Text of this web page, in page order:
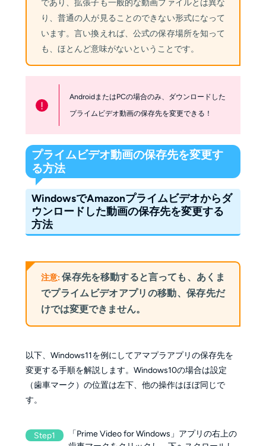
であり、拡張子も一般的な動画ファイルとは異な
り、普通の人が見ることのできない形式になって
います。言い換えれば、公式の保存場所を知って
も、ほとんど意味がないということです。
!
AndroidまたはPCの場合のみ、ダウンロードした
プライムビデオ動画の保存先を変更できる！
プライムビデオ動画の保存先を変更す
る方法
WindowsでAmazonプライムビデオからダ
ウンロードした動画の保存先を変更する
方法
注意:保存先を移動すると言っても、あくま
でプライムビデオアプリの移動、保存先だ
けでは変更できません。
以下、Windows11を例にしてアマプラアプリの保存先を
変更する手順を解説します。Windows10の場合は設定
（歯車マーク）の位置は左下、他の操作はほぼ同じで
す。
Step1
「Prime Video for Windows」アプリの右上の